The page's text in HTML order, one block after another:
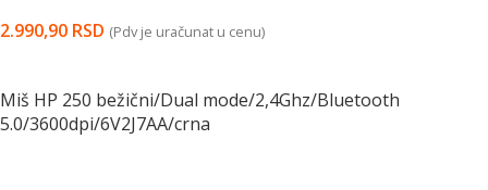
2.990,90 RSD (Pdv je uračunat u cenu)
Miš HP 250 bežični/Dual mode/2,4Ghz/Bluetooth
5.0/3600dpi/6V2J7AA/crna